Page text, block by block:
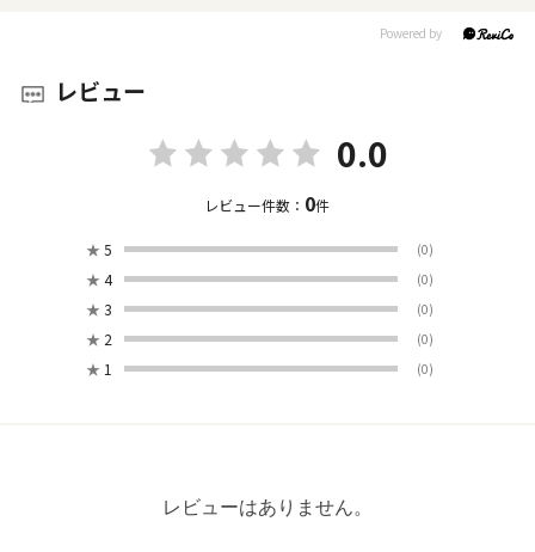
レビュー
0.0
レビュー件数： 0件
★ 5 (0)
★ 4 (0)
★ 3 (0)
★ 2 (0)
★ 1 (0)
レビューはありません。